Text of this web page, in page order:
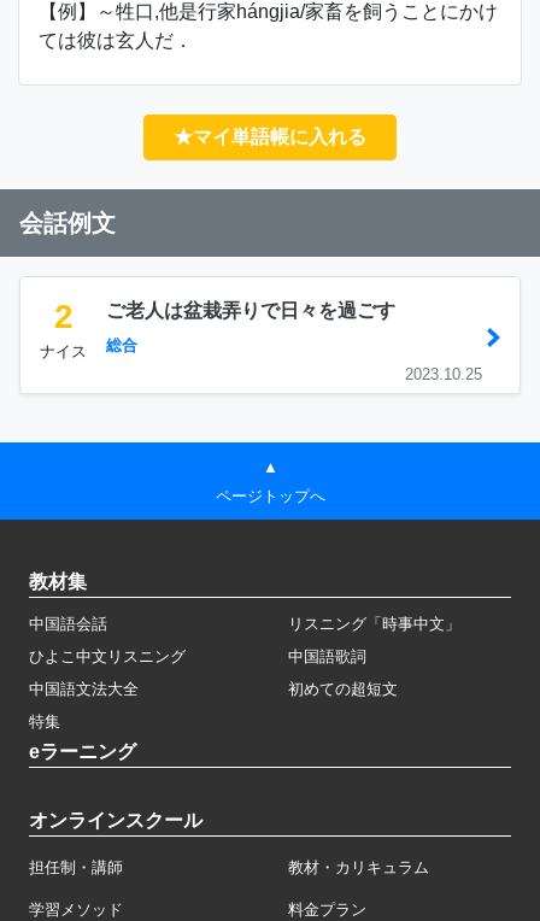
【例】～牲口,他是行家hángjia/家畜を飼うことにかけ
ては彼は玄人だ．
★マイ単語帳に入れる
会話例文
2
ナイス
ご老人は盆栽弄りで日々を過ごす
総合
2023.10.25
▲
ページトップへ
教材集
中国語会話
リスニング「時事中文」
ひよこ中文リスニング
中国語歌詞
中国語文法大全
初めての超短文
特集
eラーニング
オンラインスクール
担任制・講師 教材・カリキュラム
学習メソッド 料金プラン